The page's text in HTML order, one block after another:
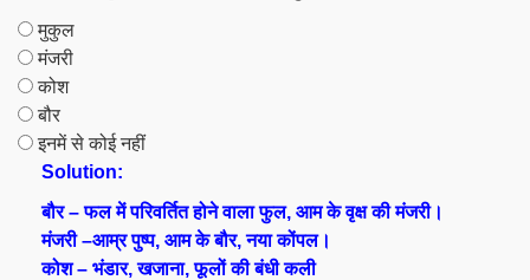
मुकुल
मंजरी
कोश
बौर
इनमें से कोई नहीं
Solution:
बौर – फल में परिवर्तित होने वाला फुल, आम के वृक्ष की मंजरी।
मंजरी –आम्र पुष्प, आम के बौर, नया कोंपल।
कोश – भंडार, खजाना, फूलों की बंधी कली